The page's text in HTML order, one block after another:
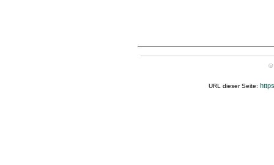
©
URL dieser Seite: